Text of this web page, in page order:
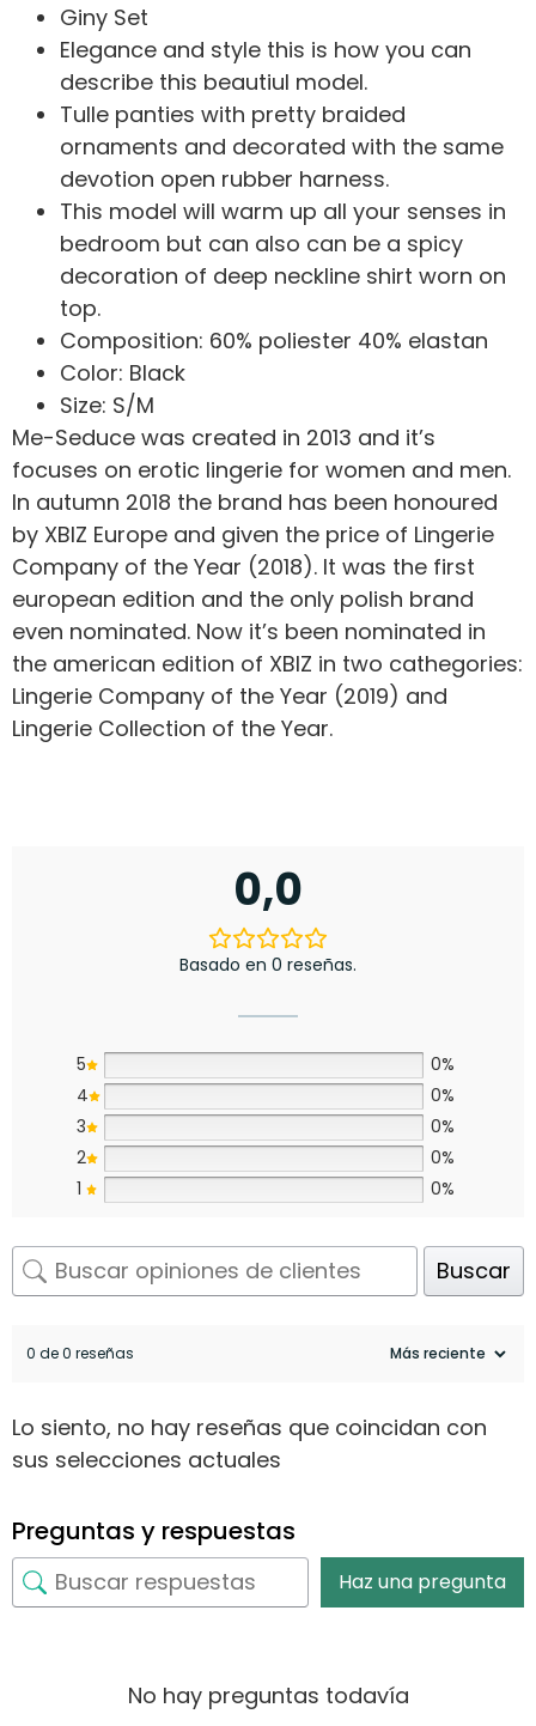
Giny Set
Elegance and style this is how you can
describe this beautiul model.
Tulle panties with pretty braided
ornaments and decorated with the same
devotion open rubber harness.
This model will warm up all your senses in
bedroom but can also can be a spicy
decoration of deep neckline shirt worn on
top.
Composition: 60% poliester 40% elastan
Color: Black
Size: S/M
Me-Seduce was created in 2013 and it’s
focuses on erotic lingerie for women and men.
In autumn 2018 the brand has been honoured
by XBIZ Europe and given the price of Lingerie
Company of the Year (2018). It was the first
european edition and the only polish brand
even nominated. Now it’s been nominated in
the american edition of XBIZ in two cathegories:
Lingerie Company of the Year (2019) and
Lingerie Collection of the Year.
0,0
Basado en 0 reseñas.
5
0%
4
0%
3
0%
2
0%
1
0%
Buscar
0 de 0 reseñas
Lo siento, no hay reseñas que coincidan con
sus selecciones actuales
Preguntas y respuestas
Haz una pregunta
No hay preguntas todavía